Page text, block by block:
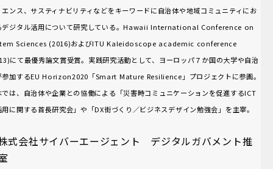
エンス、サスティナビリティなどをキーワードに自治体や地域コミュニティにお
デジタル活用について研究している。Hawaii International Conference on
Sciences (2016)およびITU Kaleidoscope academic conference
にて最優秀論文賞受賞。実践研究活動として、ヨーロッパ７か国の大学や自治
参加するEU Horizon2020「Smart Mature Resilience」プロジェクトに参画。
では、自治体や企業との協働による「災害時コミュニケーションを促進するICT
用に関する首長研究会」や「DX街づくり／ビジネスデザイン勉強会」を主宰。
式会社サイバーエージェント デジタルガバメント推